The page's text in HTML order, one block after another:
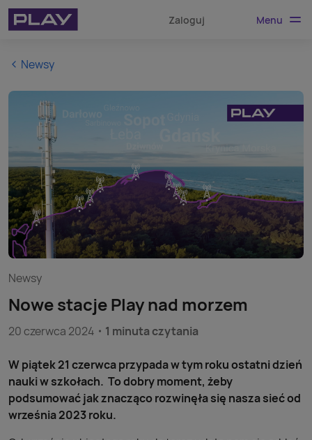
Zaloguj Menu
Newsy
Newsy
Nowe stacje Play nad morzem
20 czerwca 2024 1 minuta czytania
W piątek 21 czerwca przypada w tym roku ostatni dzień
nauki w szkołach. To dobry moment, żeby
podsumować jak znacząco rozwinęła się nasza sieć od
września 2023 roku.